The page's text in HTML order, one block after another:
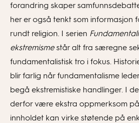
forandring skaper
her er også tenkt som informasjon
rundt religion. I serien
ekstremismestår alt fra særegne
fundamentalistisk tro i fokus.
blir farlig når fundamentalisme
begå ekstremistiske handlinger. I
derfor være ekstra oppmerksom
innholdet kan virke støtende på